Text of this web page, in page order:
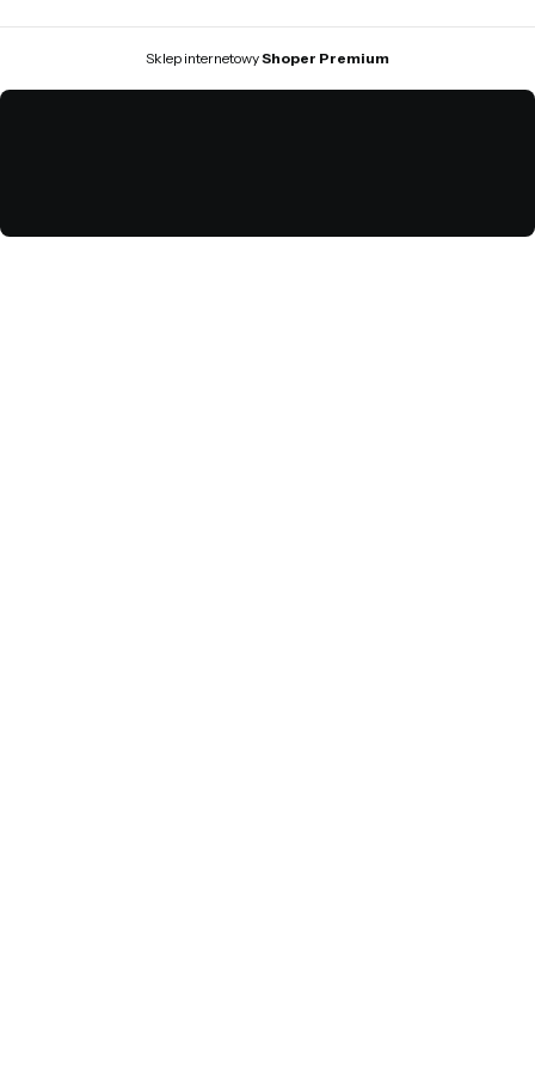
Sklep internetowyShoper Premium